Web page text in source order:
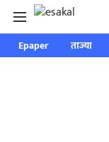
Epaper ताज्या